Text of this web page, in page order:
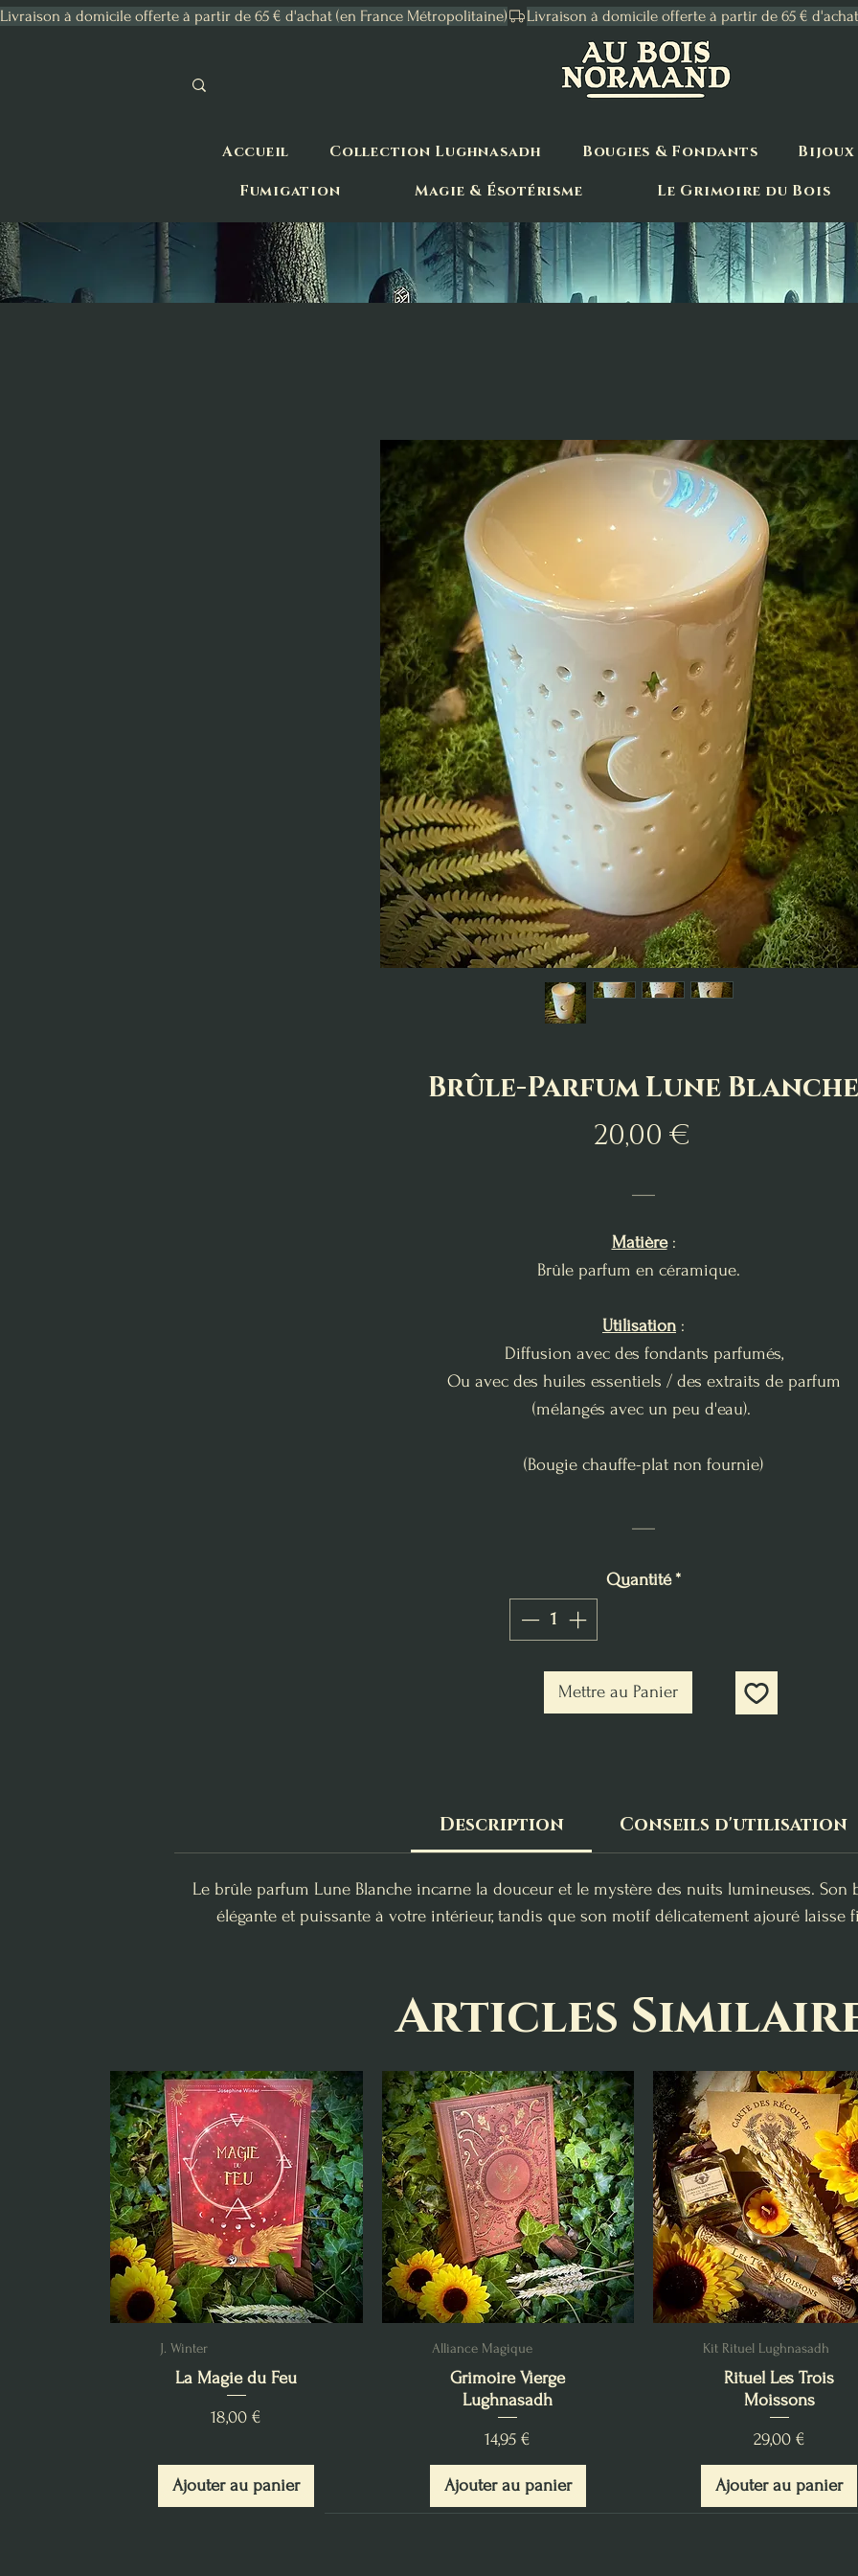
Livraison à domicile offerte à partir de 65 € d'achat (en France Métropolitaine)
Accueil Collection Lughnasadh Bougies & Fondants
Bijoux
Fumigation
Magie & Ésotérisme Le Grimoire du Bois
Brûle-Parfum Lune Blanche
20,00 €
Matière:
Brûle parfum en céramique.
Utilisation :
Diffusion avec des fondants parfumés,
Ou avec des huiles essentiels / des extraits de parfum
(mélangés avec un peu d'eau).
(Bougie chauffe-plat non fournie)
Quantité*
Mettre au Panier
Description Conseils d'utilisation
Le brûle parfum Lune Blanche incarne la douceur et le mystère des nuits lumineuses.
élégante et puissante à votre intérieur, tandis que son motif délicatement ajouré laisse
Articles
J. Winter
La Magie du Feu
Prix
18,00 €
Ajouter au panier
Alliance Magique
Grimoire Vierge
Lughnasadh
Prix
14,95 €
Ajouter au panier
Kit Rituel Lughnasadh
Rituel Les Trois
Moissons
Prix
29,00 €
Ajouter au panier